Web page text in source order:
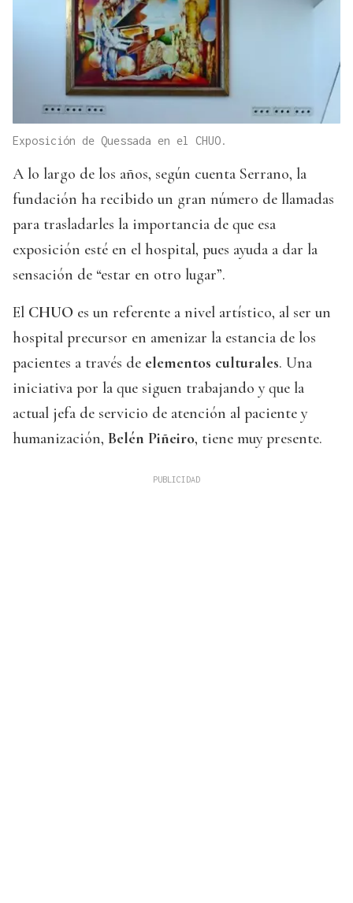
Exposición de Quessada en el CHUO.
A lo largo de los años, según cuenta Serrano, la
fundación ha recibido un gran número de llamadas
para trasladarles la importancia de que esa
exposición esté en el hospital, pues ayuda a dar la
sensación de “estar en otro lugar”.
El CHUO es un referente a nivel artístico, al ser un
hospital precursor en amenizar la estancia de los
pacientes a través de elementos culturales. Una
iniciativa por la que siguen trabajando y que la
actual jefa de servicio de atención al paciente y
humanización, Belén Piñeiro, tiene muy presente.